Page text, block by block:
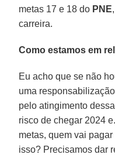
metas 17 e 18 do PNE
carreira.
Como estamos em
Eu acho que se não
uma
pelo atingimento
risco de chegar 2024
metas, quem vai
isso? Precisamos dar